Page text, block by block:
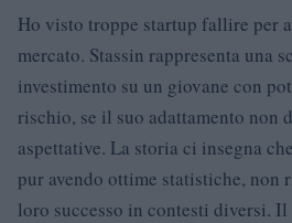
Ho visto troppe startup fallire per
mercato. Stassin rappresenta una
investimento su un giovane con
rischio, se il suo adattamento non
aspettative. La storia ci insegna
pur avendo ottime statistiche, non
loro successo in contesti diversi. Il